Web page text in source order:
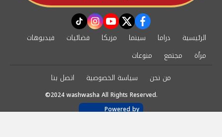
facebook
twitter
youtube
instagram
tiktok
الرئيسية دراما سينما مزيكا فضائيات
فيديوهات
مرأة
مجتمع
منوعات
من نحن
سياسة الخصوصية اتصل بنا
©2024 washwasha All Rights Reserved.
Powered by